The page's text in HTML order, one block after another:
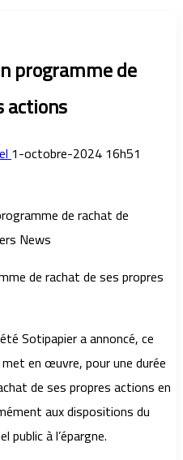
programme de
actions
1-octobre-2024 16h51
Sotipapier a annoncé, ce
en œuvre, pour une durée
de ses propres actions en
aux dispositions du
public à l’épargne.